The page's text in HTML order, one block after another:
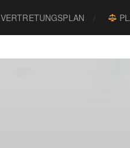
VERTRETUNGSPLAN